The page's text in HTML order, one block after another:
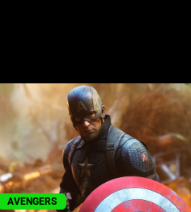
AVENGERS